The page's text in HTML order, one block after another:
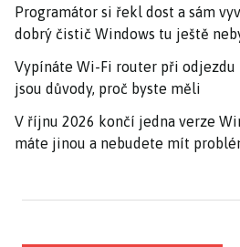
Programátor si řekl dost a sám
dobrý čistič Windows tu ještě
Vypínáte Wi-Fi router při odjezdu
jsou důvody, proč byste měli
V říjnu 2026 končí jedna verze
máte jinou a nebudete mít